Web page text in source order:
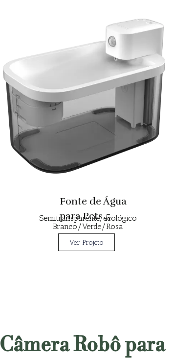
Fonte de Água
para Pets 5
Semitransparente, ecológico
Branco/Verde/Rosa
Ver Projeto
Câmera Robô para